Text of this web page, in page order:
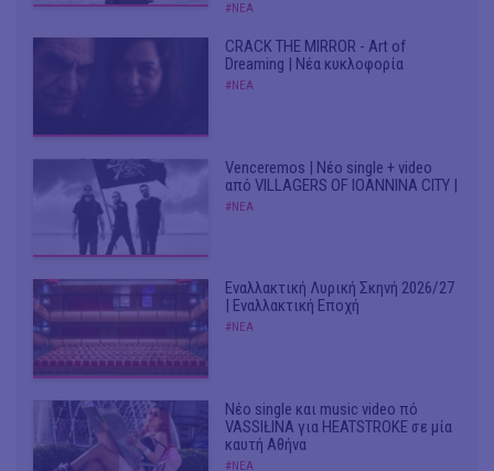
#ΝΕΑ
CRACK THE MIRROR - Art of
Dreaming | Νέα κυκλοφορία
#ΝΕΑ
Venceremos | Νέο single + video
από VILLAGERS OF IOANNINA CITY |
#ΝΕΑ
Εναλλακτική Λυρική Σκηνή 2026/27
| Εναλλακτική Εποχή
#ΝΕΑ
Νέο single και music video πό
VASSIŁINA για HEATSTROKE σε μία
καυτή Αθήνα
#ΝΕΑ